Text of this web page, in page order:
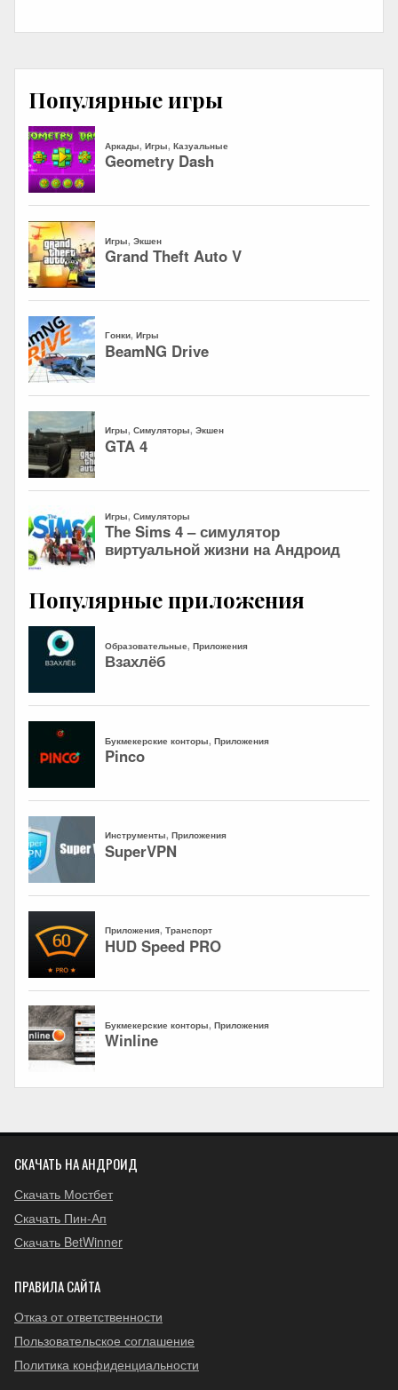
Популярные игры
Популярные приложения
СКАЧАТЬ НА АНДРОИД
Скачать Мостбет
Скачать Пин-Ап
Скачать BetWinner
ПРАВИЛА САЙТА
Отказ от ответственности
Пользовательское соглашение
Политика конфиденциальности